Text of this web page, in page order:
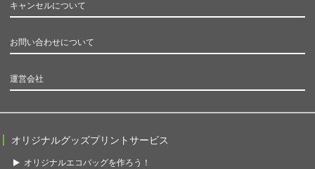
キャンセルについて
お問い合わせについて
運営会社
オリジナルグッズプリントサービス
オリジナルエコバッグを作ろう！